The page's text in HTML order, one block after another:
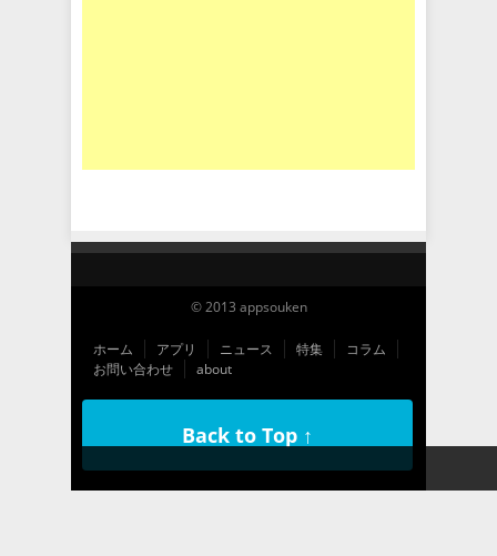
© 2013 appsouken
ホーム アプリ ニュース 特集
コラム
お問い合わせ
about
Back to Top ↑